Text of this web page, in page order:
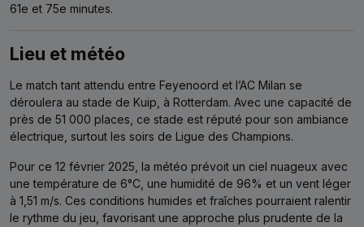
61e et 75e minutes.
Lieu et météo
Le match tant attendu entre Feyenoord et l’AC Milan se
déroulera au stade de Kuip, à Rotterdam. Avec une capacité de
près de 51 000 places, ce stade est réputé pour son ambiance
électrique, surtout les soirs de Ligue des Champions.
Pour ce 12 février 2025, la météo prévoit un ciel nuageux avec
une température de 6°C, une humidité de 96% et un vent léger
à 1,51 m/s. Ces conditions humides et fraîches pourraient ralentir
le rythme du jeu, favorisant une approche plus prudente de la